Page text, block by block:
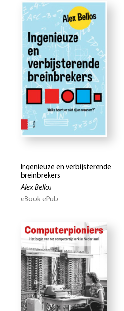
Ingenieuze en verbijsterende
breinbrekers
Alex Bellos
eBook ePub